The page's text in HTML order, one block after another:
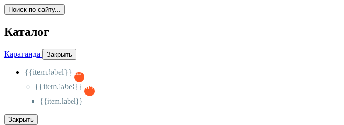
Поиск по сайту...
Каталог
Караганда Закрыть
{{item.label}}
{{activeItem==item.id?'-
{{item.label}}
{{activeSubitem==item.id?'-
{{item.label}}
Закрыть